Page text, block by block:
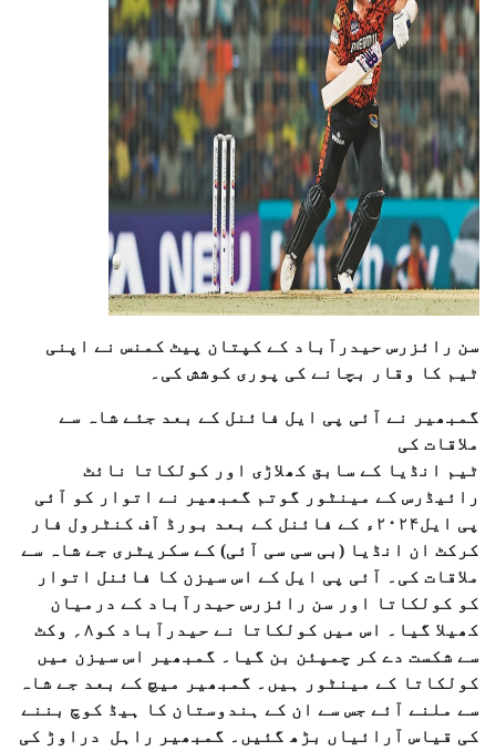
سن رائزرس حیدرآباد کے کپتان پیٹ کمنس نے اپنی
ٹیم کا وقار بچانے کی پوری کوشش کی۔
گمبھیر نے آئی پی ایل فائنل کے بعد جئے شاہ سے
ملاقات کی
ٹیم انڈیا کے سابق کھلاڑی اور کولکاتا نائٹ
رائیڈرس کے مینٹور گوتم گمبھیر نے اتوار کو آئی
پی ایل۲۰۲۴ء کے فائنل کے بعد بورڈ آف کنٹرول فار
کرکٹ ان انڈیا (بی سی سی آئی) کے سکریٹری جے شاہ سے
ملاقات کی۔ آئی پی ایل کے اس سیزن کا فائنل اتوار
کو کولکاتا اور سن رائزرس حیدرآباد کے درمیان
کھیلا گیا۔ اس میں کولکاتا نے حیدرآباد کو۸؍ وکٹ
سے شکست دے کر چمپئن بن گیا۔ گمبھیر اس سیزن میں
کولکاتا کے مینٹور ہیں۔ گمبھیر میچ کے بعد جے شاہ
سے ملنے آئے جس سے ان کے ہندوستان کا ہیڈ کوچ بننے
کی قیاس آرائیاں بڑھ گئیں۔ گمبھیر راہل دراوڑ کی